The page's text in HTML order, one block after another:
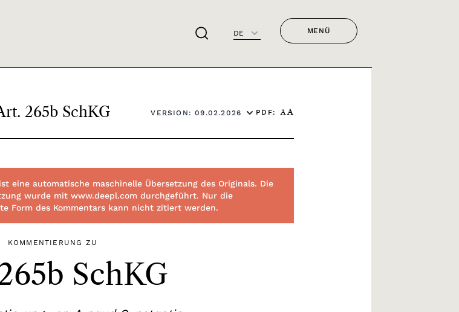
DE MENÜ
265b SchKG VERSION: 09.02.2026 PDF: A A
eine automatische maschinelle Übersetzung des Originals. Die
wurde mit www.deepl.com durchgeführt. Nur die
Form des Kommentars kann nicht zitiert werden.
KOMMENTIERUNG ZU
SchKG